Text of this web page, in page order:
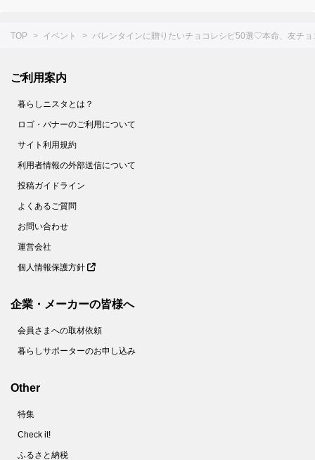
TOP イベント バレンタインに贈りたいチョコレシピ50選♡本命、友チョ
ご利用案内
暮らしニスタとは？
ロゴ・バナーのご利用について
サイト利用規約
利用者情報の外部送信について
投稿ガイドライン
よくあるご質問
お問い合わせ
運営会社
個人情報保護方針
企業・メーカーの皆様へ
会員さまへの取材依頼
暮らしサポーターのお申し込み
Other
特集
Check it!
ふるさと納税